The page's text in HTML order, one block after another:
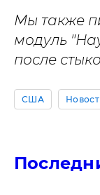
Мы также
модуль
после
США